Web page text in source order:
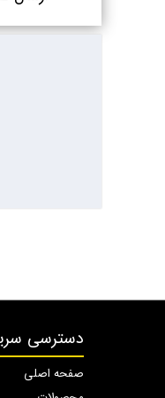
دسترسی
صفحه اصلی